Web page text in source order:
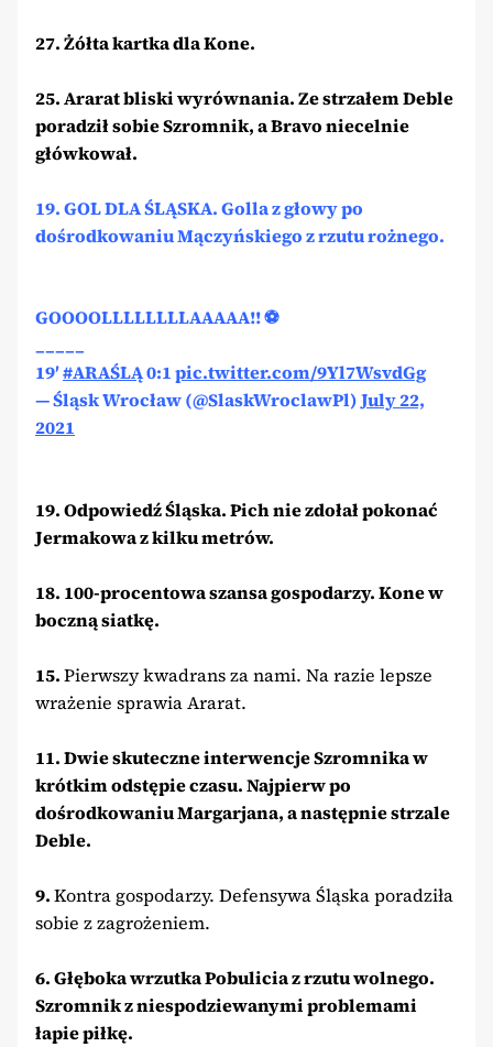
27. Żółta kartka dla Kone.
25. Ararat bliski wyrównania. Ze strzałem Deble
poradził sobie Szromnik, a Bravo niecelnie
główkował.
19. GOL DLA ŚLĄSKA. Golla z głowy po
dośrodkowaniu Mączyńskiego z rzutu rożnego.
GOOOOLLLLLLLLAAAAA!! ⚽
19′#ARAŚLĄ0:1pic.twitter.com/9Yl7WsvdGg
— Śląsk Wrocław (@SlaskWroclawPl)July 22,
2021
19. Odpowiedź Śląska. Pich nie zdołał pokonać
Jermakowa z kilku metrów.
18. 100-procentowa szansa gospodarzy. Kone w
boczną siatkę.
15.Pierwszy kwadrans za nami. Na razie lepsze
wrażenie sprawia Ararat.
11. Dwie skuteczne interwencje Szromnika w
krótkim odstępie czasu. Najpierw po
dośrodkowaniu Margarjana, a następnie strzale
Deble.
9.Kontra gospodarzy. Defensywa Śląska poradziła
sobie z zagrożeniem.
6. Głęboka wrzutka Pobulicia z rzutu wolnego.
Szromnik z niespodziewanymi problemami
łapie piłkę.